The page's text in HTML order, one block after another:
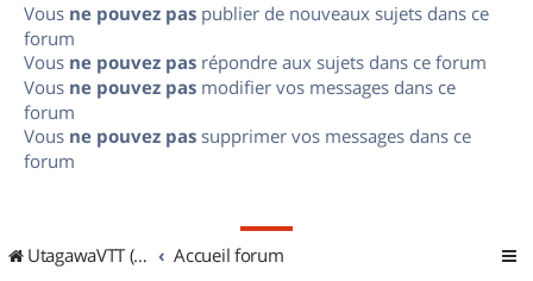
Vous ne pouvez pas publier de nouveaux sujets dans ce
forum
Vous ne pouvez pas répondre aux sujets dans ce forum
Vous ne pouvez pas modifier vos messages dans ce
forum
Vous ne pouvez pas supprimer vos messages dans ce
forum
UtagawaVTT (Randos VTT et VTTAE avec traces GPS) Accueil forum